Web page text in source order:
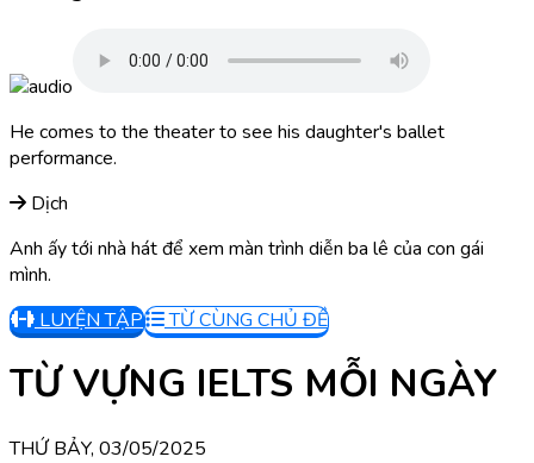
He comes to the theater to see his daughter's ballet
performance.
Dịch
Anh ấy tới nhà hát để xem màn trình diễn ba lê của con gái
mình.
LUYỆN TẬP
TỪ CÙNG CHỦ ĐỀ
TỪ VỰNG IELTS MỖI NGÀY
THỨ BẢY, 03/05/2025